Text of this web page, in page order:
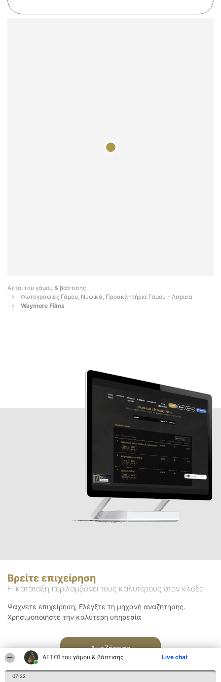
ΑΕΤΟΊ του γάμου & βάπτισης Live chat
07:22
Αετοί του γάμου & βάπτισης
Φωτογραφίες Γάμου, Νυφικά, Προσκλητήρια Γάμου - Λαρισα
Waymore Films
Βρείτε επιχείρηση
Η κατάταξη περιλαμβάνει τους καλύτερους στον κλάδο
Ψάχνετε επιχείρηση; Ελέγξτε τη μηχανή αναζήτησης.
Χρησιμοποιήστε την καλύτερη υπηρεσία
Αναζήτηση